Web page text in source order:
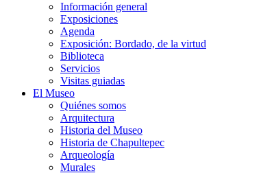
Información general
Exposiciones
Agenda
Exposición: Bordado, de la virtud
Biblioteca
Servicios
Visitas guiadas
El Museo
Quiénes somos
Arquitectura
Historia del Museo
Historia de Chapultepec
Arqueología
Murales